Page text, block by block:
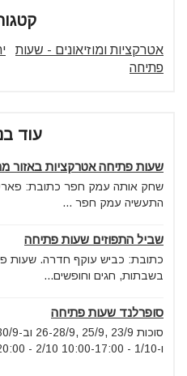
אטרקציות ומוזיאונים - שעות
פתיחה
עוד
שעות פתיחה אטרקציות באזור
שחק אותה עמק חפר כתובת:
התעשיה עמק חפר ...
שביל התפוזים שעות פתיחה
כתובת: כביש עוקף חדרה. שעות
בשבתות, חגים וחופשים...
סופרלנד שעות פתיחה
ו-1/10 - 10:00-17:00 2/10 - 10:00-20:00 אוקטובר ...